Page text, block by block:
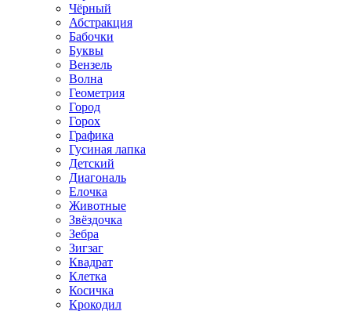
Чёрный
Абстракция
Бабочки
Буквы
Вензель
Волна
Геометрия
Город
Горох
Графика
Гусиная лапка
Детский
Диагональ
Елочка
Животные
Звёздочка
Зебра
Зигзаг
Квадрат
Клетка
Косичка
Крокодил